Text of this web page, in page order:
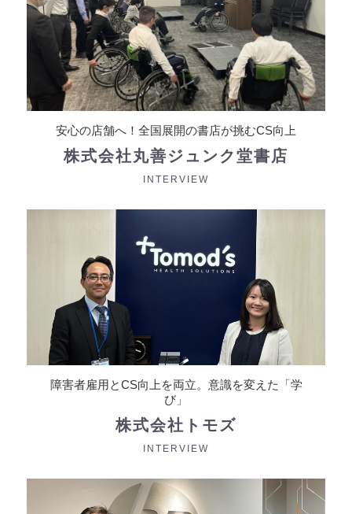
2026年07月09日
ミライロID
の事業者で使えます（2026年7月更新）
ミライロID
安心の店舗へ！全国展開の書店が挑むCS向上
株式会社丸善ジュンク堂書店
INTERVIEW
障害者雇用とCS向上を両立。意識を変えた「学
び」
株式会社トモズ
INTERVIEW